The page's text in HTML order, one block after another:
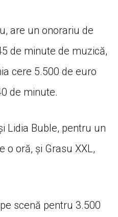
are un onorariu de
de minute de muzică,
cere 5.500 de euro
de minute.
Lidia Buble, pentru un
o oră, și Grasu XXL,
scenă pentru 3.500